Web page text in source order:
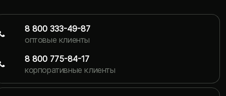
8 800 333-49-87
оптовые клиенты
8 800 775-84-17
корпоративные клиенты